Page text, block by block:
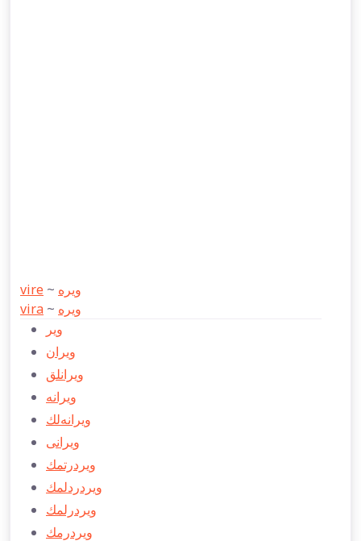
vire ~ ویره
vira ~ ویره
ویر
ویران
ویرانلق
ویرانه
ویرانه‌لك
ویرانی
ویردرتمك
ویردردلمك
ویردرلمك
ويردرمك